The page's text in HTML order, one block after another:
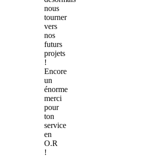
nous
tourner
vers
nos
futurs
projets
!
Encore
un
énorme
merci
pour
ton
service
en
O.R
!